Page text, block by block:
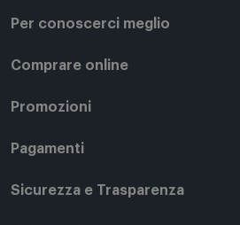
Per conoscerci meglio
Il Gruppo Comet
Punti di forza
Comprare online
Registrati su Comet
Acquista Online
Promozioni
Outlet
Black Friday
Pagamenti
Modalità di pagamento
Sicurezza e Trasparenza